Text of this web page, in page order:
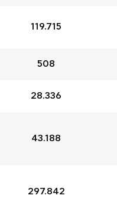
119.715
508
28.336
43.188
297.842